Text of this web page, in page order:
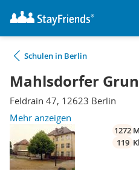
Schulen in Berlin
Mahlsdorfer
Feldrain 47, 12623 Berlin
Mehr anzeigen
1272
119